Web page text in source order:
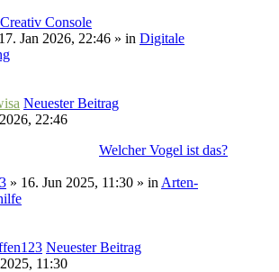
Console
Jan 2026, 22:46 » in Digitale
Neuester Beitrag
22:46
Welcher Vogel ist das?
» 16. Jun 2025, 11:30 » in Arten-
Neuester Beitrag
11:30